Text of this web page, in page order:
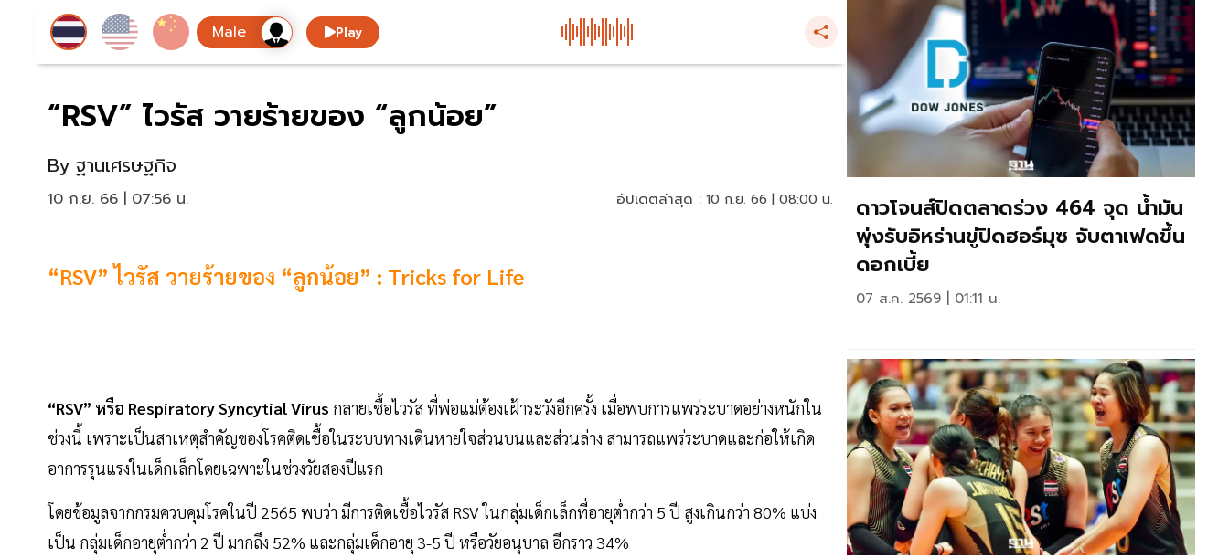
Play
“RSV” ไวรัส วายร้ายของ “ลูกน้อย”
By ฐานเศรษฐกิจ
10 ก.ย. 66 | 07:56 น. อัปเดตล่าสุด : 10 ก.ย. 66 | 08:00 น.
“RSV” ไวรัส วายร้ายของ “ลูกน้อย” : Tricks for Life
“RSV” หรือ Respiratory Syncytial Virus กลายเชื้อไวรัส ที่พ่อแม่ต้องเฝ้าระวังอีกครั้ง เมื่อพบการแพร่ระบาดอย่างหนักใน
ช่วงนี้ เพราะเป็นสาเหตุสำคัญของโรคติดเชื้อในระบบทางเดินหายใจส่วนบนและส่วนล่าง สามารถแพร่ระบาดและก่อให้เกิด
อาการรุนแรงในเด็กเล็กโดยเฉพาะในช่วงวัยสองปีแรก
โดยข้อมูลจากกรมควบคุมโรคในปี 2565 พบว่า มีการติดเชื้อไวรัส RSV ในกลุ่มเด็กเล็กที่อายุต่ำกว่า 5 ปี สูงเกินกว่า 80% แบ่ง
เป็น กลุ่มเด็กอายุต่ำกว่า 2 ปี มากถึง 52% และกลุ่มเด็กอายุ 3-5 ปี หรือวัยอนุบาล อีกราว 34%
ดาวโจนส์ปิดตลาดร่วง 464 จุด น้ำมัน
พุ่งรับอิหร่านขู่ปิดฮอร์มุซ จับตาเฟดขึ้น
ดอกเบี้ย
07 ส.ค. 2569 | 01:11 น.